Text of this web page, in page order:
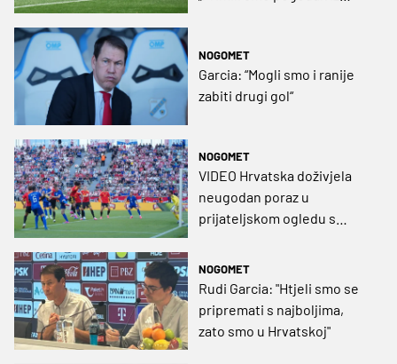
NOGOMET
Garcia: “Mogli smo i ranije
zabiti drugi gol“
NOGOMET
VIDEO Hrvatska doživjela
neugodan poraz u
prijateljskom ogledu s
NOGOMET
Rudi Garcia: "Htjeli smo se
pripremati s najboljima,
zato smo u Hrvatskoj"